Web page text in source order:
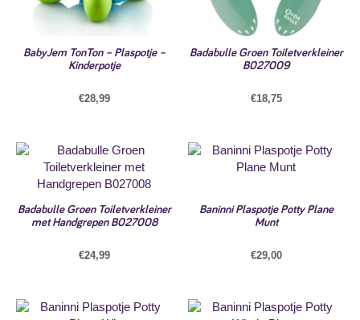
BabyJem TonTon – Plaspotje –
Kinderpotje
€28,99
Badabulle Groen Toiletverkleiner
B027009
€18,75
Badabulle Groen Toiletverkleiner
met Handgrepen B027008
€24,99
Baninni Plaspotje Potty Plane
Munt
€29,00